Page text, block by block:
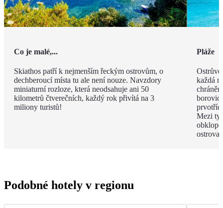
Co je malé,...
Skiathos patří k nejmenším řeckým ostrovům, o
dechberoucí místa tu ale není nouze. Navzdory
miniaturní rozloze, která neodsahuje ani 50
kilometrů čtverečních, každý rok přivítá na 3
miliony turistů!
Pláže
každá
Mezi ty
ostrova.
Podobné hotely v regionu